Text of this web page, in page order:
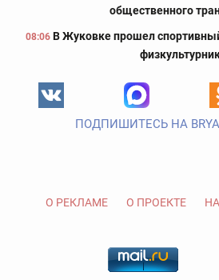
общественного
08:06 В Жуковке прошел
ПОДПИШИТЕСЬ НА
О РЕКЛАМЕ О ПРОЕКТЕ